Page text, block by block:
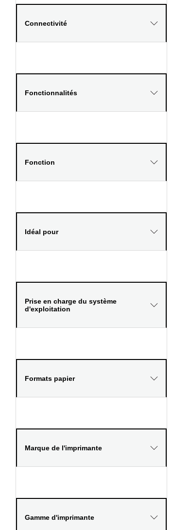
Connectivité
Fonctionnalités
Fonction
Idéal pour
Prise en charge du système
d'exploitation
Formats papier
Marque de l'imprimante
Gamme d'imprimante